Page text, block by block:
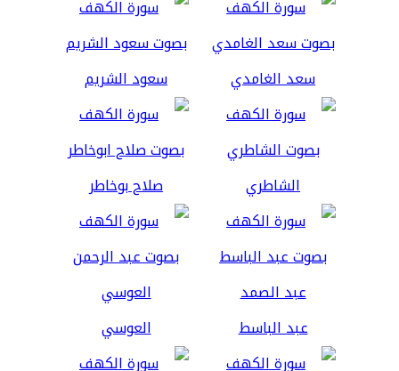
سعد الغامدي سعود الشريم
الشاطري صلاح بوخاطر
عبد الباسط العوسي